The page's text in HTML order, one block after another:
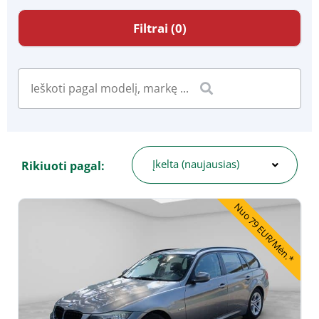
Filtrai (0)
Rikiuoti pagal: Įkelta (naujausias)
Nuo 79 EUR/Mėn.*